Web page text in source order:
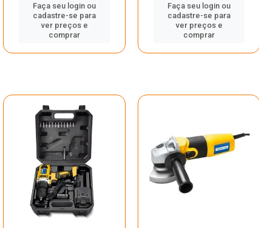
Faça seu login ou
cadastre-se para
ver preços e
comprar
Faça seu login ou
cadastre-se para
ver preços e
comprar